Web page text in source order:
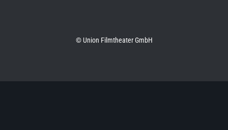
© Union Filmtheater GmbH